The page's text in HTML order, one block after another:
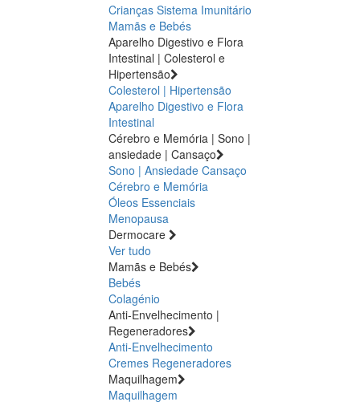
Crianças Sistema Imunitário
Mamãs e Bebés
Aparelho Digestivo e Flora
Intestinal | Colesterol e
Hipertensão
Colesterol | Hipertensão
Aparelho Digestivo e Flora
Intestinal
Cérebro e Memória | Sono |
ansiedade | Cansaço
Sono | Ansiedade Cansaço
Cérebro e Memória
Óleos Essenciais
Menopausa
Dermocare
Ver tudo
Mamãs e Bebés
Bebés
Colagénio
Anti-Envelhecimento |
Regeneradores
Anti-Envelhecimento
Cremes Regeneradores
Maquilhagem
Maquilhagem